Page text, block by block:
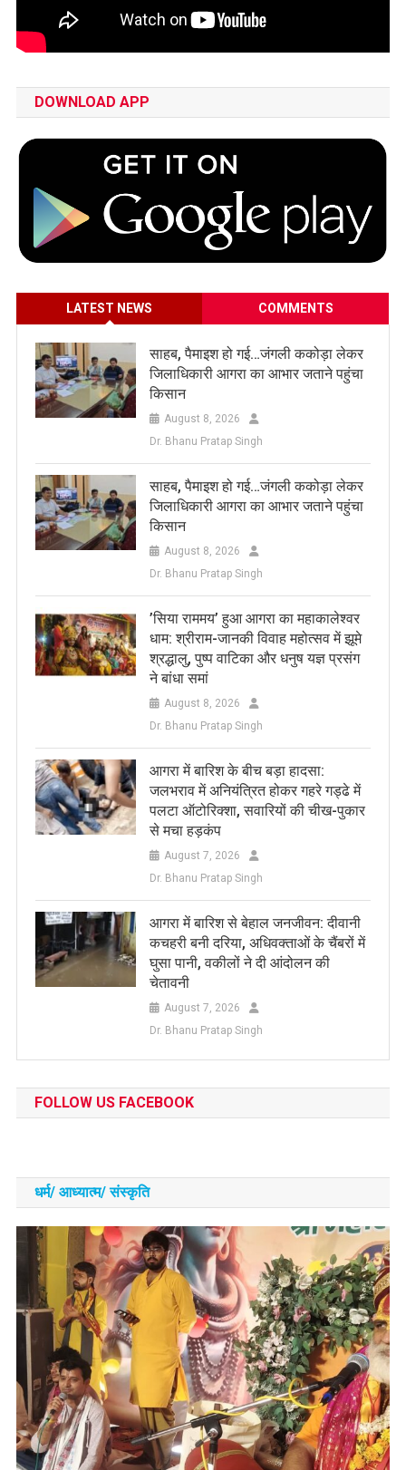
DOWNLOAD APP
LATEST NEWS COMMENTS
साहब, पैमाइश हो गई…जंगली ककोड़ा लेकर
जिलाधिकारी आगरा का आभार जताने पहुंचा
किसान
August 8, 2026
Dr. Bhanu Pratap Singh
साहब, पैमाइश हो गई…जंगली ककोड़ा लेकर
जिलाधिकारी आगरा का आभार जताने पहुंचा
किसान
August 8, 2026
Dr. Bhanu Pratap Singh
​’सिया राममय’ हुआ आगरा का महाकालेश्वर
धाम: श्रीराम-जानकी विवाह महोत्सव में झूमे
श्रद्धालु, पुष्प वाटिका और धनुष यज्ञ प्रसंग
ने बांधा समां
August 8, 2026
Dr. Bhanu Pratap Singh
आगरा में बारिश के बीच बड़ा हादसा:
जलभराव में अनियंत्रित होकर गहरे गड्ढे में
पलटा ऑटोरिक्शा, सवारियों की चीख-पुकार
से मचा हड़कंप
August 7, 2026
Dr. Bhanu Pratap Singh
आगरा में बारिश से बेहाल जनजीवन: दीवानी
कचहरी बनी दरिया, अधिवक्ताओं के चैंबरों में
घुसा पानी, वकीलों ने दी आंदोलन की
चेतावनी
August 7, 2026
Dr. Bhanu Pratap Singh
FOLLOW US FACEBOOK
धर्म/ आध्‍यात्‍म/ संस्‍कृति